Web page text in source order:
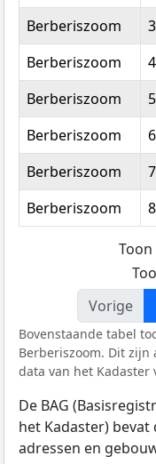
Berberiszoom
3
Berberiszoom
4
Berberiszoom
5
Berberiszoom
6
Berberiszoom
7
Berberiszoom
8
Vorige
Bovenstaande tabel
Berberiszoom. Dit zijn
data van het Kadaster
De BAG
het Kadaster) bevat
adressen en